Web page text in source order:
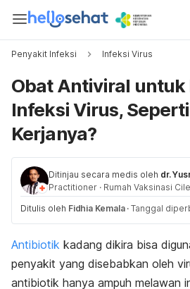
Penyakit Infeksi Infeksi Virus
Obat Antiviral untuk
Infeksi Virus,
Kerjanya?
Ditinjau secara medis oleh dr.
Practitioner · Rumah Vaksinasi
Ditulis oleh Fidhia Kemala · Tanggal
Antibiotik kadang dikira bisa
penyakit yang disebabkan oleh
antibiotik hanya ampuh melawan